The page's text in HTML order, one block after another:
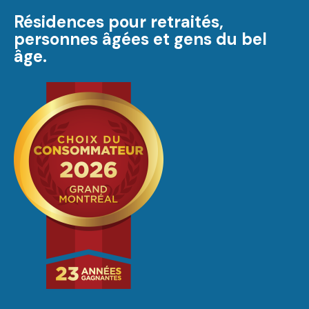
Résidences pour retraités,
personnes âgées et gens du bel
âge.